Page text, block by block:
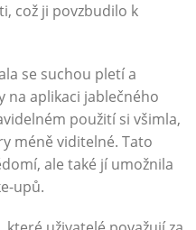
což ji povzbudilo k
se suchou pletí a
na aplikaci jablečného
použití si všimla,
méně viditelné. Tato
ale také jí umožnila
upů.